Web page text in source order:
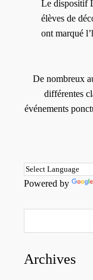
Le dispositif
élèves de
ont marqué
De nombreux
différentes
événements
Powered by
Archives